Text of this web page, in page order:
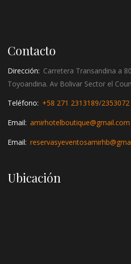
Contacto
Dirección: Carretera Transandina a
Toyoandina. Av Bolivar Sector el
Teléfono: +58 271 2313189/2353072
Email: amirhotelboutique@gmail.com
Email:
Ubicación